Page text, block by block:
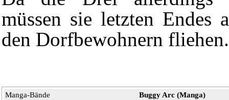
müssen sie letzten Endes
den Dorfbewohnern fliehen.
Manga-Bände Buggy Arc (Manga)